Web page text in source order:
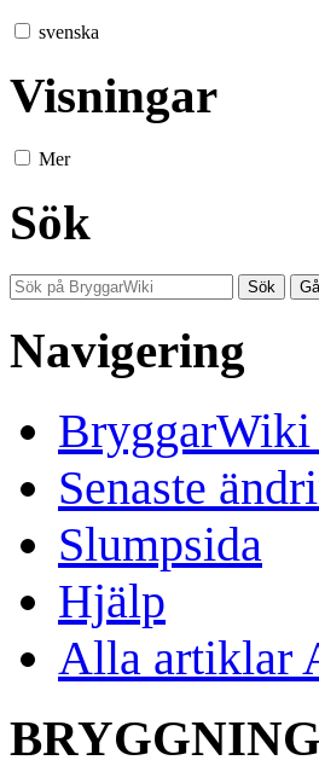
svenska
Visningar
Mer
Sök
Navigering
Senaste
Slumpsida
Hjälp
Alla artiklar
BRYGGNING